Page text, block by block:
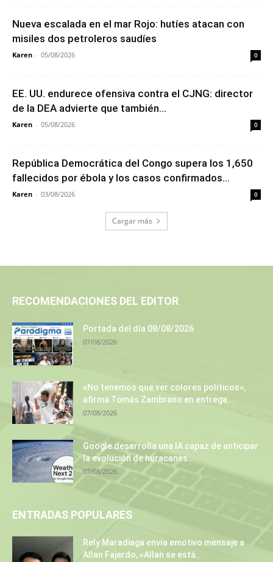
Nueva escalada en el mar Rojo: hutíes atacan con
misiles dos petroleros saudíes
Karen - 05/08/2026 0
EE. UU. endurece ofensiva contra el CJNG: director
de la DEA advierte que también...
Karen - 05/08/2026 0
República Democrática del Congo supera los 1,650
fallecidos por ébola y los casos confirmados...
Karen - 03/08/2026 0
Cargar más
RECOMENDACIONES DEL EDITOR
Portada del día 08/08/2026
07/08/2026
«No tenemos que ver colores políticos»,
afirma Tomás Zambrano en entrega...
07/08/2026
Google desarrolla una IA capaz de anticipar
la evolución de huracanes...
07/08/2026
ENTRADAS POPULARES
Rely Maradiaga envía emotivo mensaje a
Allan Fajardo, «Allan se está...